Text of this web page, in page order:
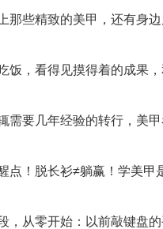
那些精致的美甲，还有身
饭，看得见摸得着的成果
需要几年经验的转行，美
点！脱长衫≠躺赢！学美甲
，从零开始：以前敲键盘